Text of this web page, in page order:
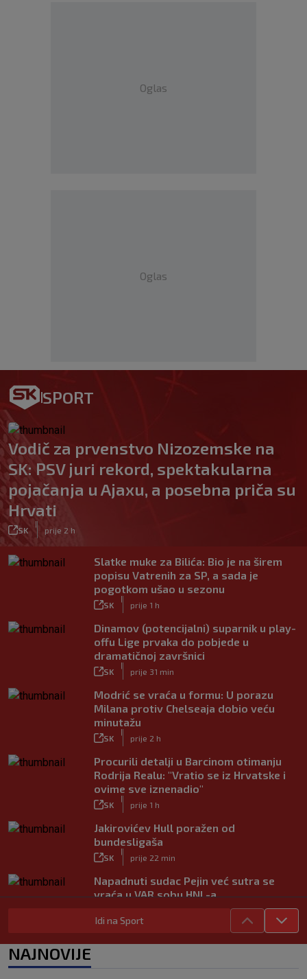
Oglas
Oglas
SPORT
Vodič za prvenstvo Nizozemske na
SK: PSV juri rekord, spektakularna
pojačanja u Ajaxu, a posebna priča su
Hrvati
SK prije 2 h
Slatke muke za Bilića: Bio je na širem
popisu Vatrenih za SP, a sada je
pogotkom ušao u sezonu
SK prije 1 h
Dinamov (potencijalni) suparnik u play-
offu Lige prvaka do pobjede u
dramatičnoj završnici
SK prije 31 min
Modrić se vraća u formu: U porazu
Milana protiv Chelseaja dobio veću
minutažu
SK prije 2 h
Procurili detalji u Barcinom otimanju
Rodrija Realu: "Vratio se iz Hrvatske i
ovime sve iznenadio"
SK prije 1 h
Jakirovićev Hull poražen od
bundesligaša
SK prije 22 min
Napadnuti sudac Pejin već sutra se
vraća u VAR sobu HNL-a
VIDEO / Martin dominantan u sprintu,
Marquez neprepoznatljiv!
Idi na Sport
NAJNOVIJE